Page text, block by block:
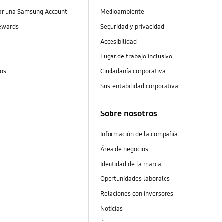
una Samsung Account
Medioambiente
Seguridad y privacidad
Accesibilidad
Lugar de trabajo inclusivo
Ciudadanía corporativa
Sustentabilidad corporativa
Sobre nosotros
Información de la compañía
Área de negocios
Identidad de la marca
Oportunidades laborales
Relaciones con inversores
Noticias